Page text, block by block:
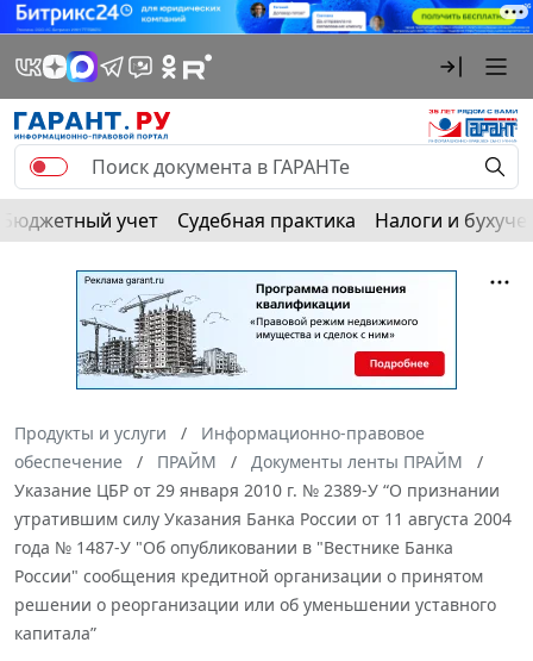
Бюджетный учет Судебная практика Налоги и
Продукты и услуги
Информационно-правовое
обеспечение
ПРАЙМ
Документы ленты ПРАЙМ
Указание ЦБР от 29 января 2010 г. № 2389-У “О признании
утратившим силу Указания Банка России от 11 августа 2004
года № 1487-У "Об опубликовании в "Вестнике Банка
России" сообщения кредитной организации о принятом
решении о реорганизации или об уменьшении уставного
капитала”